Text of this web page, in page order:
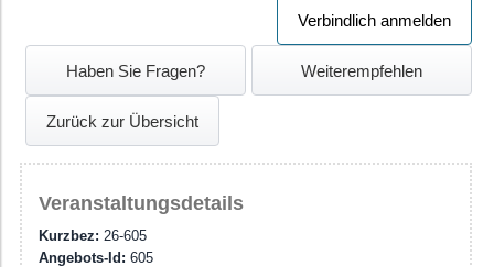
BGM-Angebot • Workshop/Sonstige AngeboteVerbindlich anmelden
Haben Sie Fragen? Weiterempfehlen
Zurück zur Übersicht
Veranstaltungsdetails
Kurzbez: 26-605
Angebots-Id: 605